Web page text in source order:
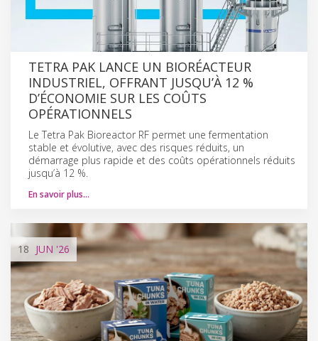
TETRA PAK LANCE UN BIORÉACTEUR
INDUSTRIEL, OFFRANT JUSQU’À 12 %
D’ÉCONOMIE SUR LES COÛTS
OPÉRATIONNELS
Le Tetra Pak Bioreactor RF permet une fermentation
stable et évolutive, avec des risques réduits, un
démarrage plus rapide et des coûts opérationnels réduits
jusqu’à 12 %.
En savoir plus…
18 JUN '26